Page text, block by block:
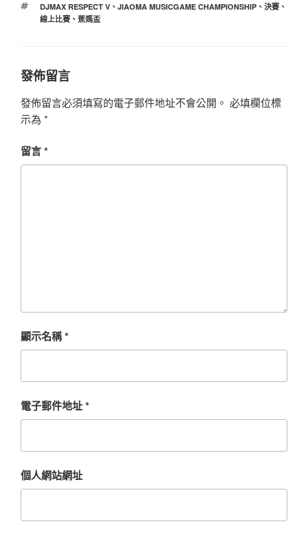
標
籤
DJMAX RESPECT V、 JIAOMA MUSICGAME CHAMPIONSHIP、 決賽、
線上比賽、 蕉媽盃
發佈留言
發佈留言必須填寫的電子郵件地址不會公開。 必填欄位標
示為 *
留言*
顯示名稱*
電子郵件地址*
個人網站網址